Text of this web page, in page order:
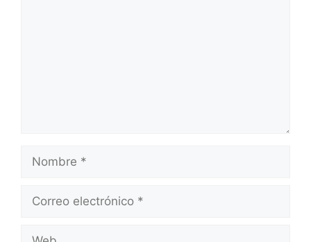
Nombre
Correo
Web